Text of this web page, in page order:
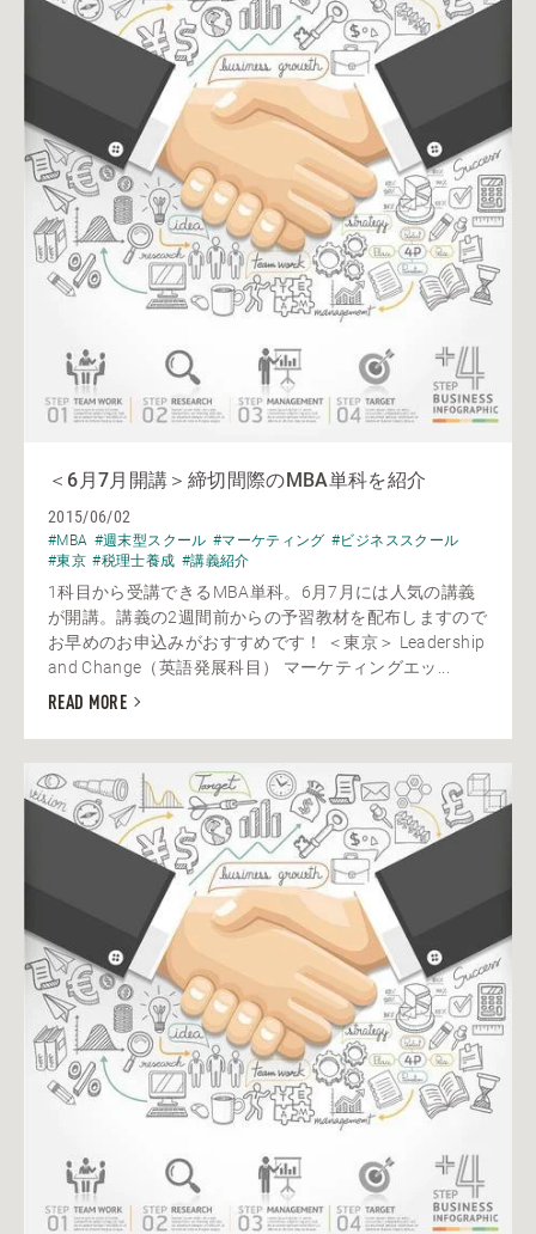
＜6月7月開講＞締切間際のMBA単科を紹介
2015/06/02
#MBA #週末型スクール #マーケティング #ビジネススクール
#東京 #税理士養成 #講義紹介
1科目から受講できるMBA単科。6月7月には人気の講義
が開講。講義の2週間前からの予習教材を配布しますので
お早めのお申込みがおすすめです！ ＜東京＞ Leadership
and Change（英語発展科目） マーケティングエッ...
READ MORE